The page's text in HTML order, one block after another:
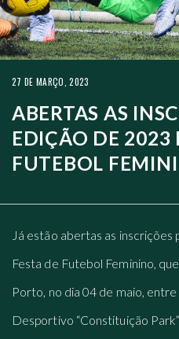
27 DE MARÇO, 2023
ABERTAS AS
EDIÇÃO DE 2023
FUTEBOL
Já estão abertas as inscrições
Festa de Futebol Feminino,
Porto, no dia 04 de maio,
Desportivo “Constituição